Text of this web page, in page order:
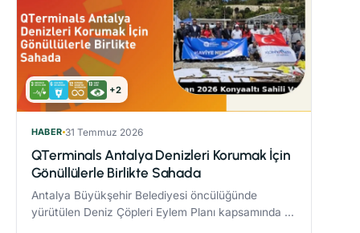
+2
HABER 31 Temmuz 2026
QTerminals Antalya Denizleri Korumak İçin
Gönüllülerle Birlikte Sahada
Antalya Büyükşehir Belediyesi öncülüğünde
yürütülen Deniz Çöpleri Eylem Planı kapsamında 11